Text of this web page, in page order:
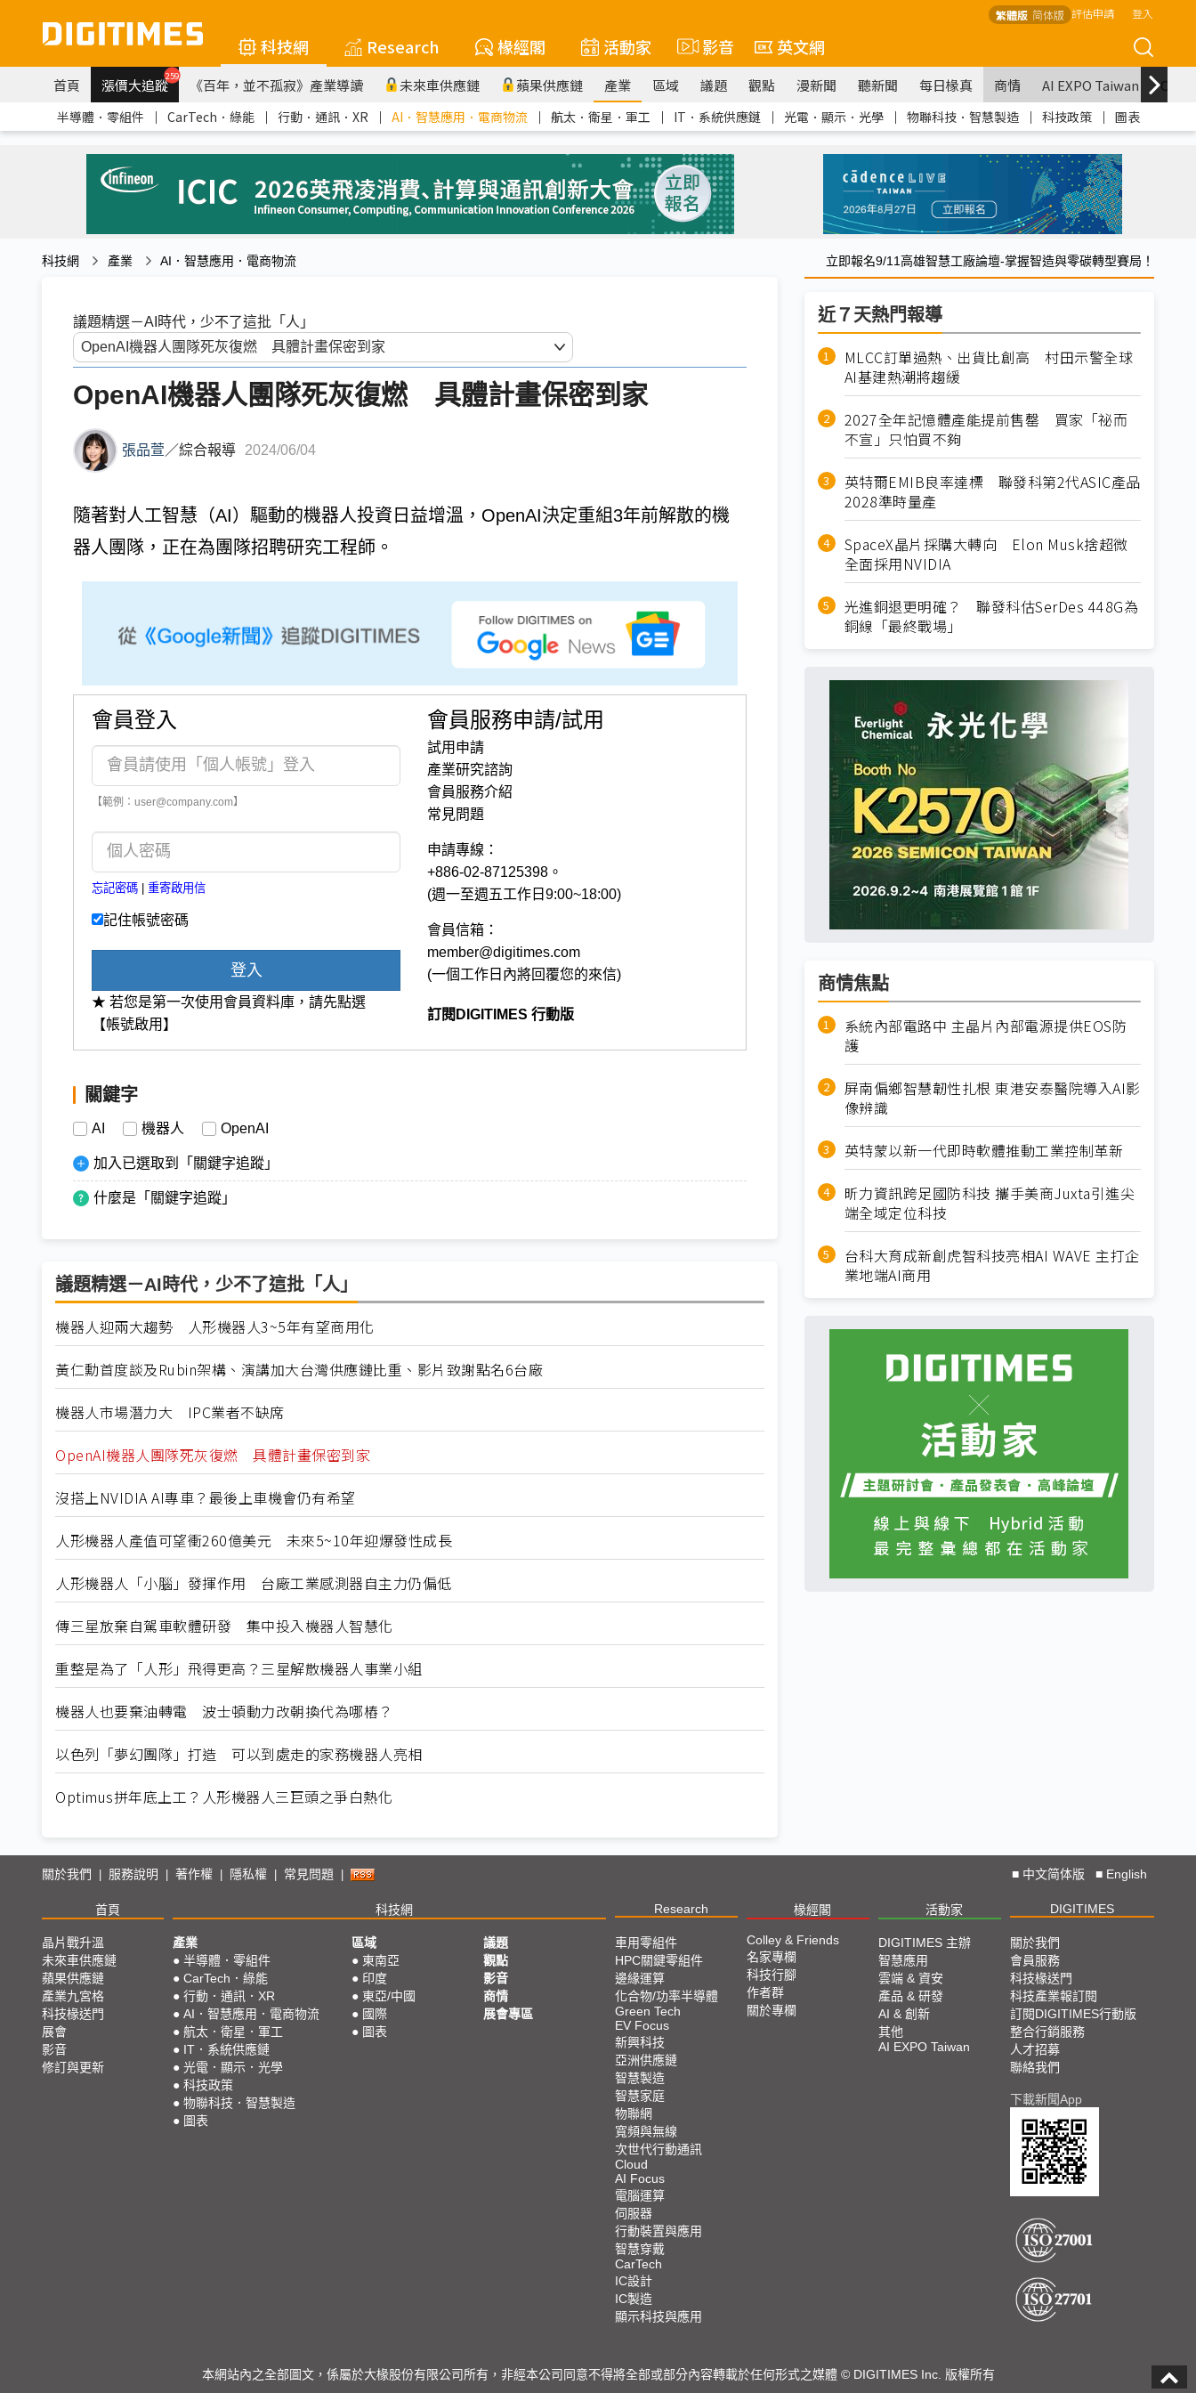
繁體版 简体版 評估申請 登入
科技網 Research 椽經閣 活動家 影音 英文網
首頁 漲價大追蹤259 《百年，並不孤寂》產業導讀 未來車供應鏈 蘋果供應鏈 產業 區域 議題 觀點 漫新聞 聽新聞 每日椽真 商情 AI EXPO Taiwan
半導體．零組件 ｜ CarTech．綠能 ｜ 行動．通訊．XR ｜ AI．智慧應用．電商物流 ｜ 航太．衛星．軍工 ｜ IT．系統供應鏈 ｜ 光電．顯示．光學 ｜ 物聯科技．智慧製造 ｜ 科技政策 ｜ 圖表
科技網 產業 AI．智慧應用．電商物流 立即報名9/11高雄智慧工廠論壇-掌握智造與零碳轉型賽局！
議題精選－AI時代，少不了這批「人」
OpenAI機器人團隊死灰復燃 具體計畫保密到家
張品萱 ／綜合報導 2024/06/04
隨著對人工智慧（AI）驅動的機器人投資日益增溫，OpenAI決定重組3年前解散的機
器人團隊，正在為團隊招聘研究工程師。
會員登入
【範例：user@company.com】
忘記密碼 重寄啟用信
記住帳號密碼
登入
★ 若您是第一次使用會員資料庫，請先點選
【帳號啟用】
會員服務申請/試用
試用申請
產業研究諮詢
會員服務介紹
常見問題
申請專線：
+886-02-87125398。
(週一至週五工作日9:00~18:00)
會員信箱：
member@digitimes.com
(一個工作日內將回覆您的來信)
訂閱DIGITIMES 行動版
關鍵字
AI 機器人 OpenAI
加入已選取到「關鍵字追蹤」
什麼是「關鍵字追蹤」
議題精選－AI時代，少不了這批「人」
機器人迎兩大趨勢 人形機器人3~5年有望商用化
黃仁勳首度談及Rubin架構、演講加大台灣供應鏈比重、影片致謝點名6台廠
機器人市場潛力大 IPC業者不缺席
OpenAI機器人團隊死灰復燃 具體計畫保密到家
沒搭上NVIDIA AI專車？最後上車機會仍有希望
人形機器人產值可望衝260億美元 未來5~10年迎爆發性成長
人形機器人「小腦」發揮作用 台廠工業感測器自主力仍偏低
傳三星放棄自駕車軟體研發 集中投入機器人智慧化
重整是為了「人形」飛得更高？三星解散機器人事業小組
機器人也要棄油轉電 波士頓動力改朝換代為哪樁？
以色列「夢幻團隊」打造 可以到處走的家務機器人亮相
Optimus拼年底上工？人形機器人三巨頭之爭白熱化
近７天熱門報導
MLCC訂單過熱、出貨比創高 村田示警全球
AI基建熱潮將趨緩
2027全年記憶體產能提前售罄 買家「祕而
不宣」只怕買不夠
英特爾EMIB良率達標 聯發科第2代ASIC產品
2028準時量產
SpaceX晶片採購大轉向 Elon Musk捨超微
全面採用NVIDIA
光進銅退更明確？ 聯發科估SerDes 448G為
銅線「最終戰場」
商情焦點
系統內部電路中 主晶片內部電源提供EOS防
護
屏南偏鄉智慧韌性扎根 東港安泰醫院導入AI影
像辨識
英特蒙以新一代即時軟體推動工業控制革新
昕力資訊跨足國防科技 攜手美商Juxta引進尖
端全域定位科技
台科大育成新創虎智科技亮相AI WAVE 主打企
業地端AI商用
關於我們 服務說明 著作權 隱私權 常見問題 ■ 中文简体版 ■ English
首頁 科技網 Research 椽經閣 活動家 DIGITIMES
晶片戰升溫
未來車供應鏈
蘋果供應鏈
產業九宮格
科技椽送門
展會
影音
修訂與更新
產業
● 半導體．零組件
● CarTech．綠能
● 行動．通訊．XR
● AI．智慧應用．電商物流
● 航太．衛星．軍工
● IT．系統供應鏈
● 光電．顯示．光學
● 科技政策
● 物聯科技．智慧製造
● 圖表
區域
● 東南亞
● 印度
● 東亞/中國
● 國際
● 圖表
議題
觀點
影音
商情
展會專區
車用零組件
HPC關鍵零組件
邊緣運算
化合物/功率半導體
Green Tech
EV Focus
新興科技
亞洲供應鏈
智慧製造
智慧家庭
物聯網
寬頻與無線
次世代行動通訊
Cloud
AI Focus
電腦運算
伺服器
行動裝置與應用
智慧穿戴
CarTech
IC設計
IC製造
顯示科技與應用
Colley & Friends
名家專欄
科技行腳
作者群
關於專欄
DIGITIMES 主辦
智慧應用
雲端 & 資安
產品 & 研發
AI & 創新
其他
AI EXPO Taiwan
關於我們
會員服務
科技椽送門
科技產業報訂閱
訂閱DIGITIMES行動版
整合行銷服務
人才招募
聯絡我們
下載新聞App
本網站內之全部圖文，係屬於大椽股份有限公司所有，非經本公司同意不得將全部或部分內容轉載於任何形式之媒體 © DIGITIMES Inc. 版權所有